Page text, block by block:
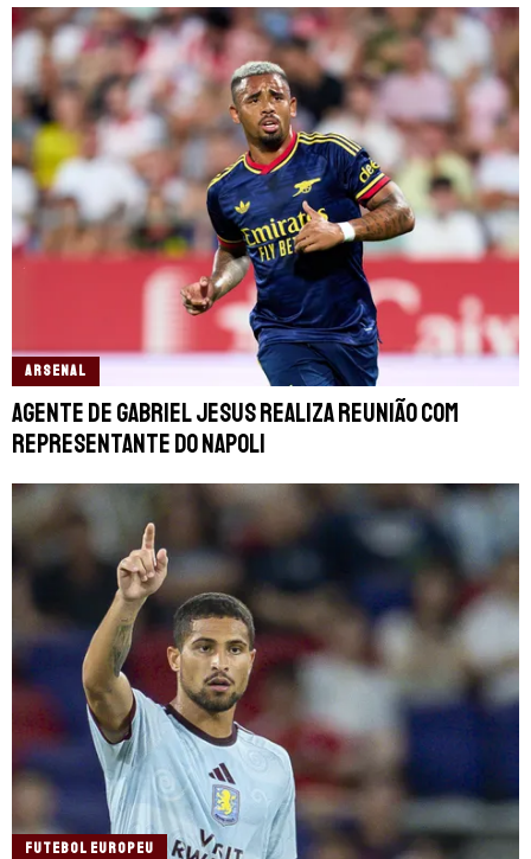
ARSENAL
Agente de Gabriel Jesus realiza reunião com
representante do Napoli
FUTEBOL EUROPEU